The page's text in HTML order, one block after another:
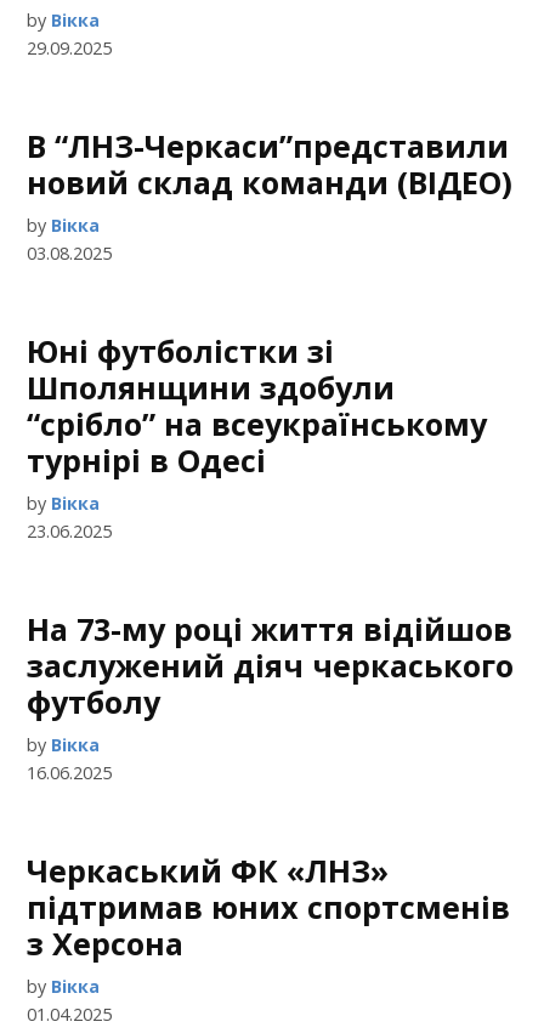
by Вікка
29.09.2025
В “ЛНЗ-Черкаси”представили
новий склад команди (ВІДЕО)
by Вікка
03.08.2025
Юні футболістки зі
Шполянщини здобули
“срібло” на всеукраїнському
турнірі в Одесі
by Вікка
23.06.2025
На 73-му році життя відійшов
заслужений діяч черкаського
футболу
by Вікка
16.06.2025
Черкаський ФК «ЛНЗ»
підтримав юних спортсменів
з Херсона
by Вікка
01.04.2025